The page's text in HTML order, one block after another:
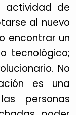
actividad de
al nuevo
encontrar un
tecnológico;
No
es una
personas